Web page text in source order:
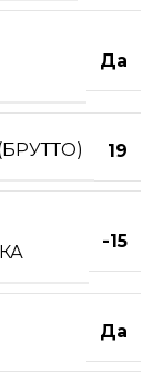
Да
19
-15
Да